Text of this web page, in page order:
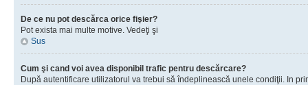
De ce nu pot descărca orice fişier?
Pot exista mai multe motive. Vedeţi şi
Sus
Cum şi cand voi avea disponibil trafic pentru descărcare?
După autentificare utilizatorul va trebui să îndeplinească unele condiţii. In